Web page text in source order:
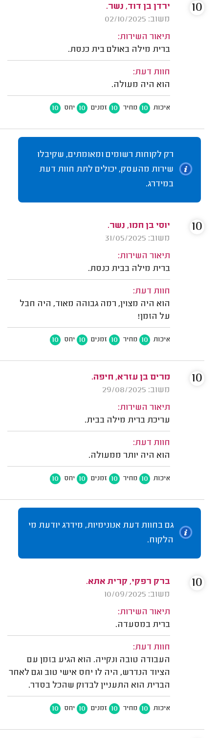
ירדן בן דוד, נשר.
משוב: 02/10/2025
תיאור השירות:
ברית מילה באולם בית כנסת.
חוות דעת:
הוא היה מעולה.
איכות 10 מחיר 10 זמנים 10 יחס 10
10
רק לקוחות רשומים ומאומתים, שקיבלו
שירות מהעסק, יכולים לתת חוות דעת
במידרג.
יוסי בן חמו, נשר.
משוב: 31/05/2025
תיאור השירות:
ברית מילה בבית כנסת.
חוות דעת:
הוא היה מצוין, רמה גבוהה מאוד, היה חבל
על הזמן!
איכות 10 מחיר 10 זמנים 10 יחס 10
10
מרים בן עזרא, חיפה.
משוב: 29/08/2025
תיאור השירות:
עריכת ברית מילה בבית.
חוות דעת:
הוא היה יותר ממעולה.
איכות 10 מחיר 10 זמנים 10 יחס 10
10
גם בחוות דעת אנונימיות, מידרג יודעת מי
הלקוח.
ברק רפקי, קרית אתא.
משוב: 10/09/2025
תיאור השירות:
ברית במסעדה.
חוות דעת:
העבודה טובה ונקייה. הוא הגיע בזמן עם
הציוד הנדרש, היה לו יחס אישי טוב וגם לאחר
הברית הוא התעניין לבדוק שהכל בסדר.
איכות 10 מחיר 10 זמנים 10 יחס 10
10